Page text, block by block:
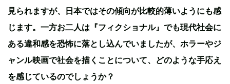
見られますが、日本ではその傾向が比較的薄いようにも感
じます。一方お二人は『フィクショナル』でも現代社会に
ある違和感を恐怖に落とし込んでいましたが、ホラーやジ
ャンル映画で社会を描くことについて、どのような手応え
を感じているのでしょうか？